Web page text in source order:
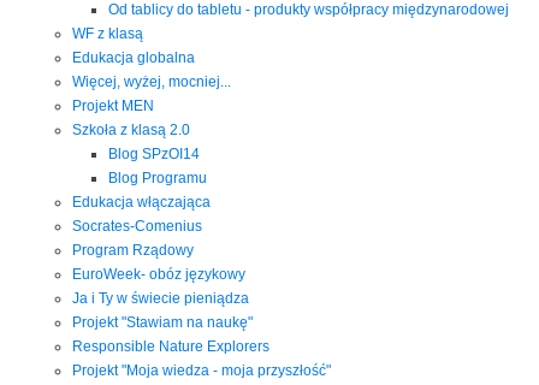
Od tablicy do tabletu - produkty współpracy międzynarodowej
WF z klasą
Edukacja globalna
Więcej, wyżej, mocniej...
Projekt MEN
Szkoła z klasą 2.0
Blog SPzOI14
Blog Programu
Edukacja włączająca
Socrates-Comenius
Program Rządowy
EuroWeek- obóz językowy
Ja i Ty w świecie pieniądza
Projekt "Stawiam na naukę"
Responsible Nature Explorers
Projekt "Moja wiedza - moja przyszłość"